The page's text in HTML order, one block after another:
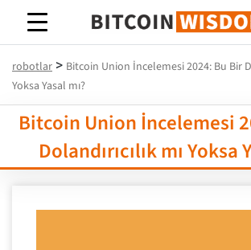
Bitcoin Bilgeliği
robotlar > Bitcoin Union İncelemesi 2024: Bu Bir
Yoksa Yasal mı?
Bitcoin Union İncelemesi
Dolandırıcılık mı Yoksa